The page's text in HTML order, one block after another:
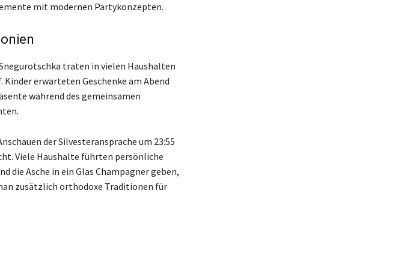
mit modernen Partykonzepten.
traten in vielen Haushalten
erwarteten Geschenke am Abend
während des gemeinsamen
der Silvesteransprache um 23:55
Viele Haushalte führten persönliche
die Asche in ein Glas Champagner geben,
zusätzlich orthodoxe Traditionen für